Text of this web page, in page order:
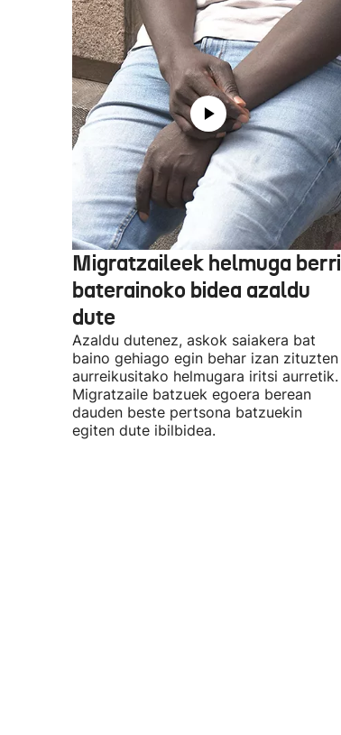
Migratzaileek helmuga berri
baterainoko bidea azaldu
dute
Azaldu dutenez, askok saiakera bat
baino gehiago egin behar izan zituzten
aurreikusitako helmugara iritsi aurretik.
Migratzaile batzuek egoera berean
dauden beste pertsona batzuekin
egiten dute ibilbidea.